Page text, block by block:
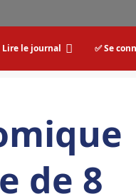
Lire le journal ✅ Se
de 8